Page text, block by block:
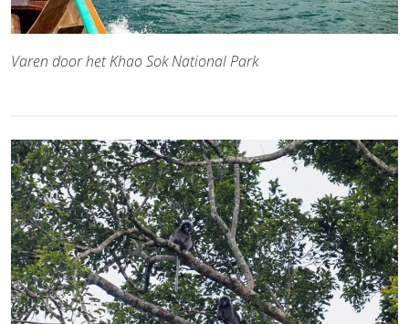
Varen door het Khao Sok National Park